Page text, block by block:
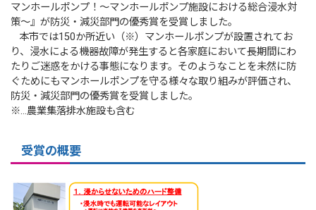
マンホールポンプ！～マンホールポンプ施設における総合浸水対
策～』が防災・減災部門の優秀賞を受賞しました。
本市では150か所近い（※）マンホールポンプが設置されてお
り、浸水による機器故障が発生すると各家庭において長期間にわ
たりご迷惑をかける事態になります。そのようなことを未然に防
ぐためにもマンホールポンプを守る様々な取り組みが評価され、
防災・減災部門の優秀賞を受賞しました。​
※…農業集落排水施設も含む
受賞の概要